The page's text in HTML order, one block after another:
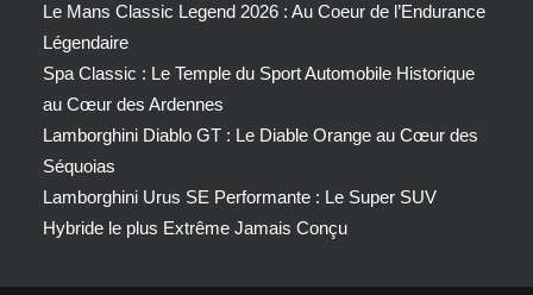
Le Mans Classic Legend 2026 : Au Coeur de l’Endurance
Légendaire
Spa Classic : Le Temple du Sport Automobile Historique
au Cœur des Ardennes
Lamborghini Diablo GT : Le Diable Orange au Cœur des
Séquoias
Lamborghini Urus SE Performante : Le Super SUV
Hybride le plus Extrême Jamais Conçu